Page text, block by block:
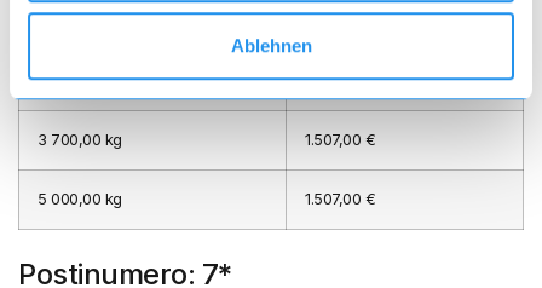
Ablehnen
2 220,00 kg 957,00 €
2 960,00 kg 1.227,00 €
3 700,00 kg 1.507,00 €
5 000,00 kg 1.507,00 €
Postinumero: 7*